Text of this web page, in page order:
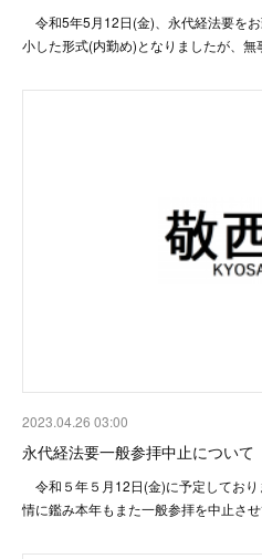
令和5年5月12日(金)、永代経法要を
小した形式(内勤め)となりましたが、
2023.04.26 03:00
永代経法要一般参拝中止について
令和５年５月12日(金)に予定してお
情に鑑み本年もまた一般参拝を中止さ